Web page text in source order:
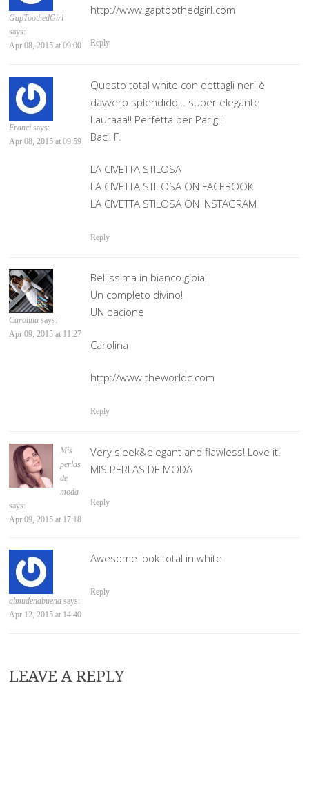
GapToothedGirl
says:
Apr 08, 2015 at 09:00
http://www.gaptoothedgirl.com
Reply
Franci says:
Apr 08, 2015 at 09:59
Questo total white con dettagli neri è
davvero splendido… super elegante
Lauraaa!! Perfetta per Parigi!
Baci! F.
‪LA CIVETTA STILOSA
LA CIVETTA STILOSA ON FACEBOOK
LA CIVETTA STILOSA ON INSTAGRAM
Reply
Carolina says:
Apr 09, 2015 at 11:27
Bellissima in bianco gioia!
Un completo divino!
UN bacione
Carolina
http://www.theworldc.com
Reply
Mis
perlas
de
moda
says:
Apr 09, 2015 at 17:18
Very sleek&elegant and flawless! Love it!
MIS PERLAS DE MODA
Reply
almudenabuena says:
Apr 12, 2015 at 14:40
Awesome look total in white
Reply
LEAVE A REPLY